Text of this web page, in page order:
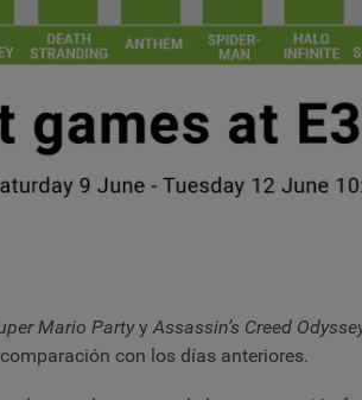
Mario PartyyAssassin’s Creed
con los días anteriores.